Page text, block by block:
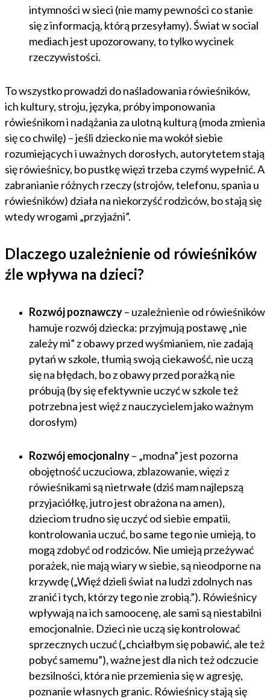
intymności w sieci (nie mamy pewności co stanie
się z informacją, którą przesyłamy). Świat w social
mediach jest upozorowany, to tylko wycinek
rzeczywistości.
To wszystko prowadzi do naśladowania rówieśników,
ich kultury, stroju, języka, próby imponowania
rówieśnikom i nadążania za ulotną kulturą (moda zmienia
się co chwilę) – jeśli dziecko nie ma wokół siebie
rozumiejących i uważnych dorosłych, autorytetem stają
się rówieśnicy, bo pustkę więzi trzeba czymś wypełnić. A
zabranianie różnych rzeczy (strojów, telefonu, spania u
rówieśników) działa na niekorzyść rodziców, bo stają się
wtedy wrogami „przyjaźni”.
Dlaczego uzależnienie od rówieśników
źle wpływa na dzieci?
Rozwój poznawczy– uzależnienie od rówieśników
hamuje rozwój dziecka: przyjmują postawę „nie
zależy mi” z obawy przed wyśmianiem, nie zadają
pytań w szkole, tłumią swoją ciekawość, nie uczą
się na błędach, bo z obawy przed porażką nie
próbują (by się efektywnie uczyć w szkole też
potrzebna jest więź z nauczycielem jako ważnym
dorosłym)
Rozwój emocjonalny– „modna” jest pozorna
obojętność uczuciowa, zblazowanie, więzi z
rówieśnikami są nietrwałe (dziś mam najlepszą
przyjaciółkę, jutro jest obrażona na amen),
dzieciom trudno się uczyć od siebie empatii,
kontrolowania uczuć, bo same tego nie umieją, to
mogą zdobyć od rodziców. Nie umieją przeżywać
porażek, nie mają wiary w siebie, są nieodporne na
krzywdę („Więź dzieli świat na ludzi zdolnych nas
zranić i tych, którzy tego nie zrobią.”). Rówieśnicy
wpływają na ich samoocenę, ale sami są niestabilni
emocjonalnie. Dzieci nie uczą się kontrolować
sprzecznych uczuć („chciałbym się pobawić, ale też
pobyć samemu”), ważne jest dla nich też odczucie
bezsilności, która nie przemienia się w agresję,
poznanie własnych granic. Rówieśnicy stają się